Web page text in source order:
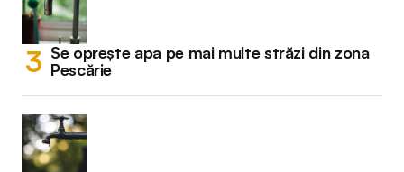
Se oprește apa pe mai multe străzi din zona
Pescărie